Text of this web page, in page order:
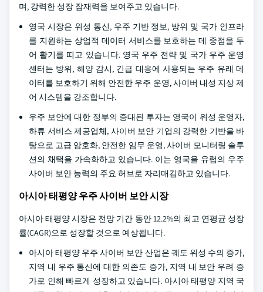
며, 강력한 성장 잠재력을 보여주고 있습니다.
영국 시장은 위성 통신, 우주 기반 정보, 방위 및 국가 인프라
를 지원하는 상업적 데이터 서비스를 보호하는 데 중점을 두
어 활기를 띠고 있습니다. 영국 우주 전략 및 국가 우주 운영
센터는 방위, 해양 감시, 긴급 대응에 사용되는 우주 유래 데
이터를 보호하기 위해 안전한 우주 운영, 사이버 내성 지상 제
어 시스템을 강조합니다.
우주 보안에 대한 정부의 증대된 투자는 영국이 위성 운영자,
하류 서비스 제공업체, 사이버 보안 기업의 강력한 기반을 바
탕으로 고급 암호화, 안전한 임무 운영, 사이버 모니터링 솔루
션의 채택을 가속화하고 있습니다. 이는 영국을 유럽의 우주
사이버 보안 능력의 주요 허브로 자리매김하고 있습니다.
아시아 태평양 우주 사이버 보안 시장
아시아 태평양 시장은 전망 기간 동안 12.2%의 최고 연평균 성장
률(CAGR)으로 성장할 것으로 예상됩니다.
아시아 태평양 우주 사이버 보안 산업은 궤도 위성 수의 증가,
지역 내 우주 통신에 대한 의존도 증가, 지역 내 보안 우려 증
가로 인해 빠르게 성장하고 있습니다. 아시아 태평양 지역 국